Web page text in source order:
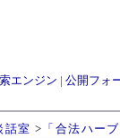
エンジン | 公開フォ
話室 > 「合法ハー